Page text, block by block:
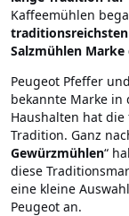
Kaffeemühlen
Salzmühlen
Peugeot Pfeffer
bekannte Marke in
Haushalten hat
Tradition. Ganz
Gewürzmühlen“
diese
eine kleine
Peugeot an.